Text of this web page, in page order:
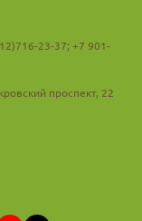
23-37; +7 901-
проспект, 22